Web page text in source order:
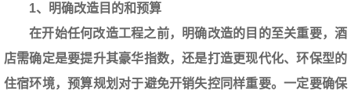
1、明确改造目的和预算
在开始任何改造工程之前，明确改造的目的至关重要，酒
店需确定是要提升其豪华指数，还是打造更现代化、环保型的
住宿环境，预算规划对于避免开销失控同样重要。一定要确保